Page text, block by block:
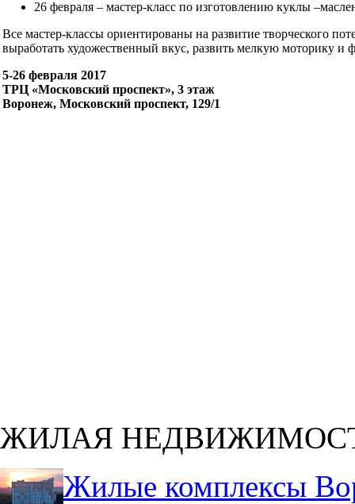
26 февраля – мастер-класс по изготовлению куклы
Все мастер-классы ориентированы на развитие творческого
выработать художественный вкус, развить мелкую моторику и
5-26 февраля 2017
ТРЦ «Московский проспект», 3 этаж
Воронеж, Московский проспект, 129/1
ЖИЛАЯ
Жилые комплексы